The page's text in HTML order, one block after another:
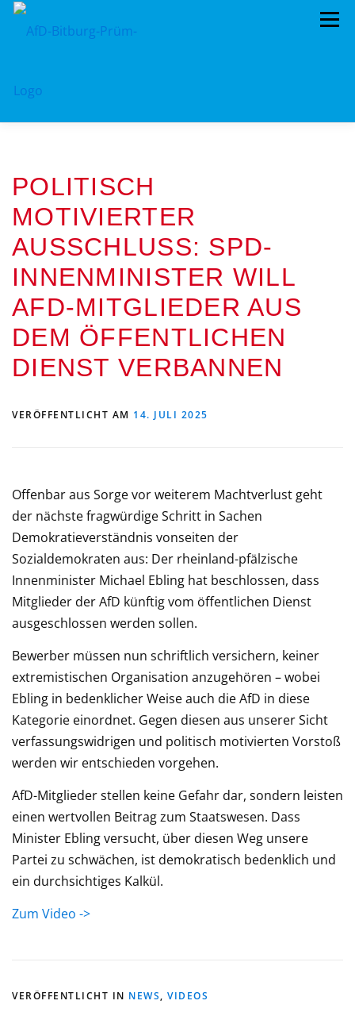
Zum
Inhalt
Menü
KREISTAG AFD IM KREISTAG
BEITRAGSARCHIV MITMACHEN!
PROGRAMME DATENSCHUTZ IMPRESSUM
POLITISCH
MOTIVIERTER
AUSSCHLUSS: SPD-
INNENMINISTER WILL
AFD-MITGLIEDER AUS
DEM ÖFFENTLICHEN
DIENST VERBANNEN
VERÖFFENTLICHT AM 14. JULI 2025
Offenbar aus Sorge vor weiterem Machtverlust geht
der nächste fragwürdige Schritt in Sachen
Demokratieverständnis vonseiten der
Sozialdemokraten aus: Der rheinland-pfälzische
Innenminister Michael Ebling hat beschlossen, dass
Mitglieder der AfD künftig vom öffentlichen Dienst
ausgeschlossen werden sollen.
Bewerber müssen nun schriftlich versichern, keiner
extremistischen Organisation anzugehören – wobei
Ebling in bedenklicher Weise auch die AfD in diese
Kategorie einordnet. Gegen diesen aus unserer Sicht
verfassungswidrigen und politisch motivierten Vorstoß
werden wir entschieden vorgehen.
AfD-Mitglieder stellen keine Gefahr dar, sondern leisten
einen wertvollen Beitrag zum Staatswesen. Dass
Minister Ebling versucht, über diesen Weg unsere
Partei zu schwächen, ist demokratisch bedenklich und
ein durchsichtiges Kalkül.
Zum Video ->
VERÖFFENTLICHT IN NEWS, VIDEOS